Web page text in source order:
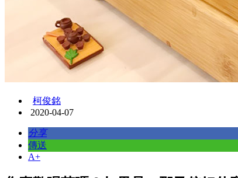
柯俊銘
2020-04-07
分享
傳送
A+